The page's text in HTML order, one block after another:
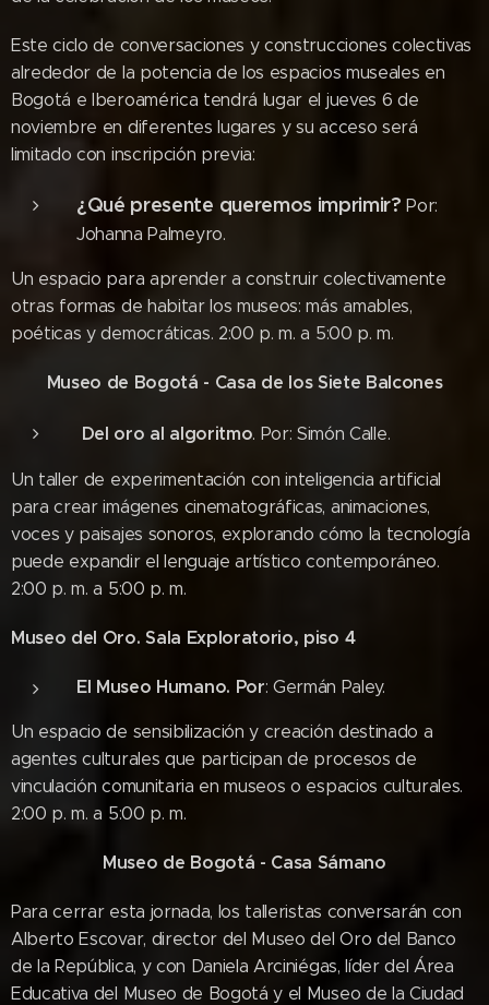
Este ciclo de conversaciones y construcciones colectivas
alrededor de la potencia de los espacios museales en
Bogotá e Iberoamérica tendrá lugar el jueves 6 de
noviembre en diferentes lugares y su acceso será
limitado con inscripción previa:
¿Qué presente queremos imprimir? Por:
Johanna Palmeyro.
Un espacio para aprender a construir colectivamente
otras formas de habitar los museos: más amables,
poéticas y democráticas. 2:00 p. m. a 5:00 p. m.
Museo de Bogotá - Casa de los Siete Balcones
Del oro al algoritmo. Por: Simón Calle.
Un taller de experimentación con inteligencia artificial
para crear imágenes cinematográficas, animaciones,
voces y paisajes sonoros, explorando cómo la tecnología
puede expandir el lenguaje artístico contemporáneo.
2:00 p. m. a 5:00 p. m.
Museo del Oro. Sala Exploratorio, piso 4
El Museo Humano. Por: Germán Paley.
Un espacio de sensibilización y creación destinado a
agentes culturales que participan de procesos de
vinculación comunitaria en museos o espacios culturales.
2:00 p. m. a 5:00 p. m.
Museo de Bogotá - Casa Sámano
Para cerrar esta jornada, los talleristas conversarán con
Alberto Escovar, director del Museo del Oro del Banco
de la República, y con Daniela Arciniégas, líder del Área
Educativa del Museo de Bogotá y el Museo de la Ciudad